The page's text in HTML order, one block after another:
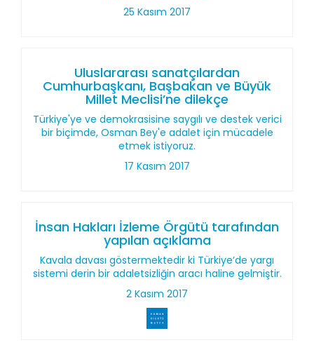
25 Kasım 2017
Uluslararası sanatçılardan
Cumhurbaşkanı, Başbakan ve Büyük
Millet Meclisi’ne dilekçe
Türkiye'ye ve demokrasisine saygılı ve destek verici
bir biçimde, Osman Bey'e adalet için mücadele
etmek istiyoruz.
17 Kasım 2017
İnsan Hakları İzleme Örgütü tarafından
yapılan açıklama
Kavala davası göstermektedir ki Türkiye’de yargı
sistemi derin bir adaletsizliğin aracı haline gelmiştir.
2 Kasım 2017